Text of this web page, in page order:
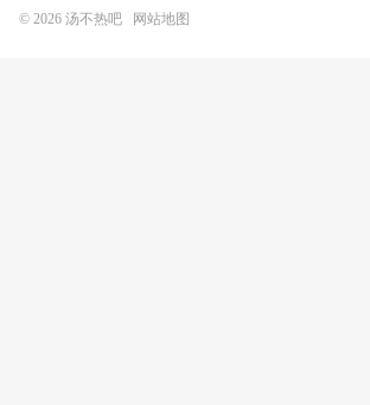
© 2026 汤不热吧 网站地图